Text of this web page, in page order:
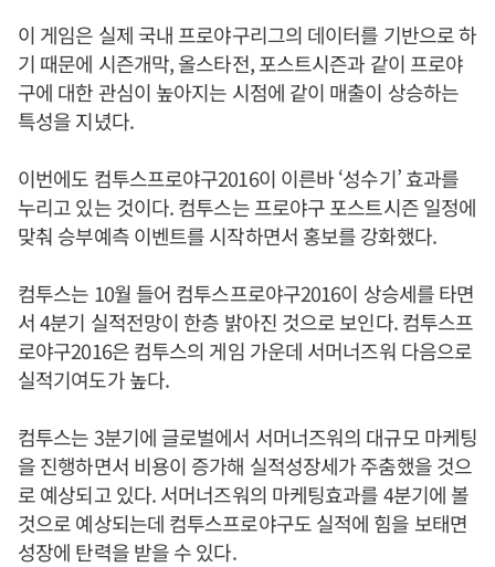
이 게임은 실제 국내 프로야구리그의 데이터를 기반으로 하
기 때문에 시즌개막, 올스타전, 포스트시즌과 같이 프로야
구에 대한 관심이 높아지는 시점에 같이 매출이 상승하는
특성을 지녔다.
이번에도 컴투스프로야구2016이 이른바 ‘성수기’ 효과를
누리고 있는 것이다. 컴투스는 프로야구 포스트시즌 일정에
맞춰 승부예측 이벤트를 시작하면서 홍보를 강화했다.
컴투스는 10월 들어 컴투스프로야구2016이 상승세를 타면
서 4분기 실적전망이 한층 밝아진 것으로 보인다. 컴투스프
로야구2016은 컴투스의 게임 가운데 서머너즈워 다음으로
실적기여도가 높다.
컴투스는 3분기에 글로벌에서 서머너즈워의 대규모 마케팅
을 진행하면서 비용이 증가해 실적성장세가 주춤했을 것으
로 예상되고 있다. 서머너즈워의 마케팅효과를 4분기에 볼
것으로 예상되는데 컴투스프로야구도 실적에 힘을 보태면
성장에 탄력을 받을 수 있다.